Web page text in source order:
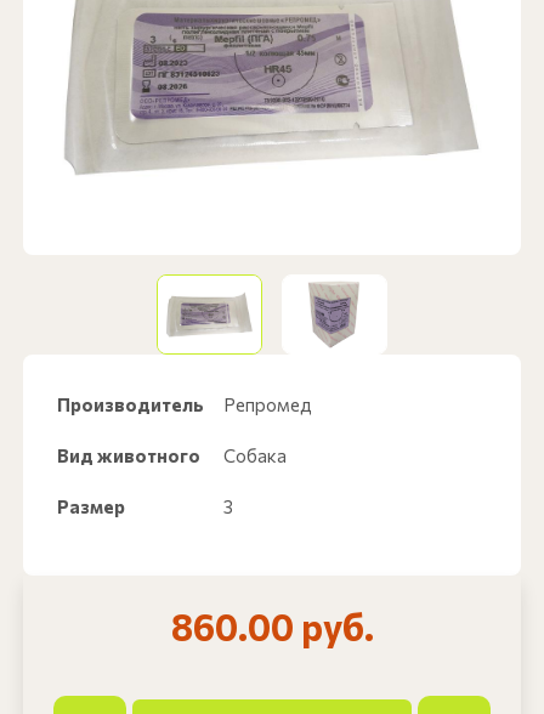
Производитель Репромед
Вид животного Собака
Размер 3
860.00 руб.